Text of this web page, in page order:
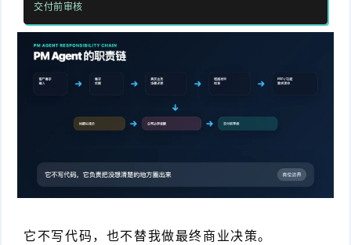
交付前审核
它不写代码，也不替我做最终商业决策。